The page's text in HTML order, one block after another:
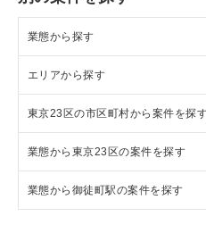
業態から探す
ラーメンの居抜き売却物件の案件
フランス料理の居抜き売却物件の
イタリア料理の居抜き売却物件の
中華の居抜き売却物件の案件一覧
エリアから探す
東京23区の飲食店の居抜き売却
東京都下の飲食店の居抜き売却物
千葉県の飲食店の居抜き売却物件
東京23区の市区町村から案件を探
目黒区の飲食店の居抜き売却物件
渋谷区の飲食店の居抜き売却物件
業態から東京23区の案件を探す
東京23区のラーメンの居抜き売
業態から御徒町駅の案件を探す